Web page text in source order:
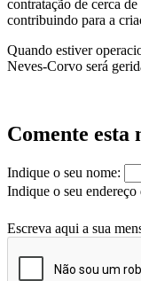
contratação de cerca
contribuindo para a
Quando estiver
Neves-Corvo será
Comente esta
Indique o seu nome:
Indique o seu endereço
Escreva aqui a sua